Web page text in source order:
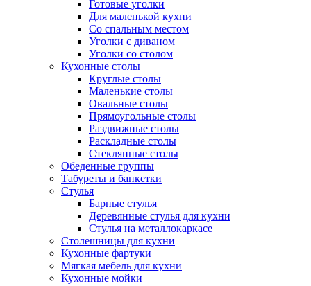
Готовые уголки
Для маленькой кухни
Со спальным местом
Уголки с диваном
Уголки со столом
Кухонные столы
Круглые столы
Маленькие столы
Овальные столы
Прямоугольные столы
Раздвижные столы
Раскладные столы
Стеклянные столы
Обеденные группы
Табуреты и банкетки
Стулья
Барные стулья
Деревянные стулья для кухни
Стулья на металлокаркасе
Столешницы для кухни
Кухонные фартуки
Мягкая мебель для кухни
Кухонные мойки